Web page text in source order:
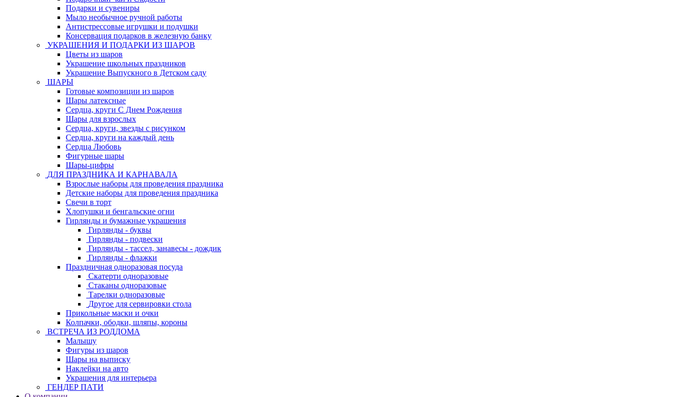
Подарки и сувениры
Мыло необычное ручной работы
Антистрессовые игрушки и подушки
Консервация подарков в железную банку
УКРАШЕНИЯ И ПОДАРКИ ИЗ ШАРОВ
Цветы из шаров
Украшение школьных праздников
Украшение Выпускного в Детском саду
ШАРЫ
Готовые композиции из шаров
Шары латексные
Сердца, круги С Днем Рождения
Шары для взрослых
Сердца, круги, звезды с рисунком
Сердца, круги на каждый день
Сердца Любовь
Фигурные шары
Шары-цифры
ДЛЯ ПРАЗДНИКА И КАРНАВАЛА
Взрослые наборы для проведения праздника
Детские наборы для проведения праздника
Свечи в торт
Хлопушки и бенгальские огни
Гирлянды и бумажные украшения
Гирлянды - буквы
Гирлянды - подвески
Гирлянды - тассел, занавесы - дождик
Гирлянды - флажки
Праздничная одноразовая посуда
Скатерти одноразовые
Стаканы одноразовые
Тарелки одноразовые
Другое для сервировки стола
Прикольные маски и очки
Колпачки, ободки, шляпы, короны
ВСТРЕЧА ИЗ РОДДОМА
Малышу
Фигуры из шаров
Шары на выписку
Наклейки на авто
Украшения для интерьера
ГЕНДЕР ПАТИ